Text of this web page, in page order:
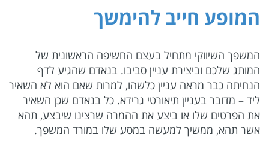
המופע חייב להימשך
המשפך השיווקי מתחיל בעצם החשיפה הראשונית של
המותג שלכם וביצירת עניין סביבו. בנאדם שהגיע לדף
הנחיתה כבר מראה עניין כלשהו, למרות שאם הוא לא השאיר
ליד – מדובר בעניין תיאורטי גרידא. כל בנאדם שכן השאיר
את הפרטים שלו או ביצע את ההמרה שרצינו שיבצע, תהא
אשר תהא, ממשיך למעשה במסע שלו במורד המשפך.